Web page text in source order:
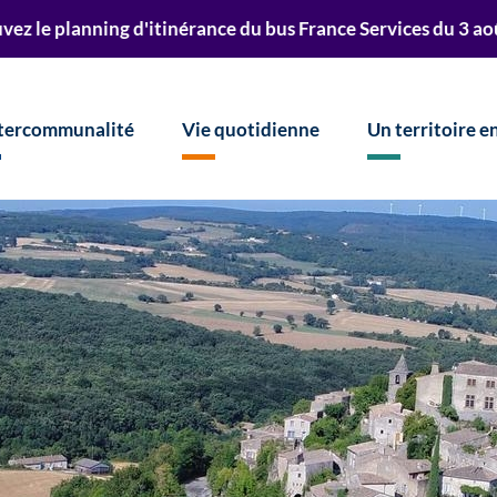
du bus France Services du 3 août au 23
Vie quotidienne Un territoire